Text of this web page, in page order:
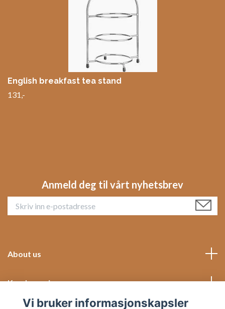
English breakfast tea stand
131,-
Anmeld deg til vårt nyhetsbrev
About us
Kundeservice
Vi bruker informasjonskapsler